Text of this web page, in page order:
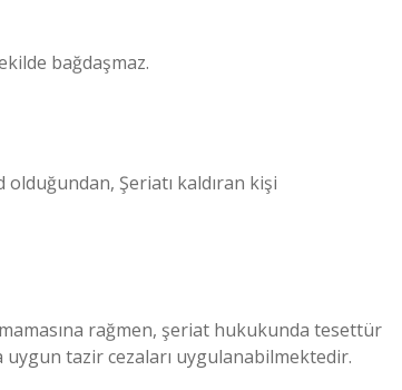
bağdaşmaz.
olduğundan, Şeriatı kaldıran kişi
rağmen, şeriat hukukunda tesettür
uygun tazir cezaları uygulanabilmektedir.